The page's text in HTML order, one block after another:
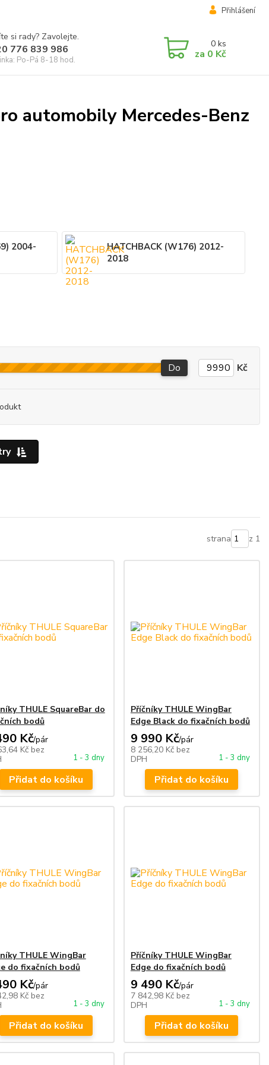
Přihlášení
si rady? Zavolejte.
776 839 986
Po-Pá 8-18 hod.
0 ks
za 0 Kč
automobily Mercedes-Benz
2004-
HATCHBACK (W176) 2012-
2018
Do Kč
strana z 1
THULE SquareBar do
bodů
Kč/pár
Kč bez
1 - 3 dny
Přidat do košíku
Příčníky THULE WingBar
Edge Black do fixačních bodů
9 990 Kč/pár
8 256,20 Kč bez
DPH
1 - 3 dny
Přidat do košíku
THULE WingBar
do fixačních bodů
Kč/pár
Kč bez
1 - 3 dny
Přidat do košíku
Příčníky THULE WingBar
Edge do fixačních bodů
9 490 Kč/pár
7 842,98 Kč bez
DPH
1 - 3 dny
Přidat do košíku